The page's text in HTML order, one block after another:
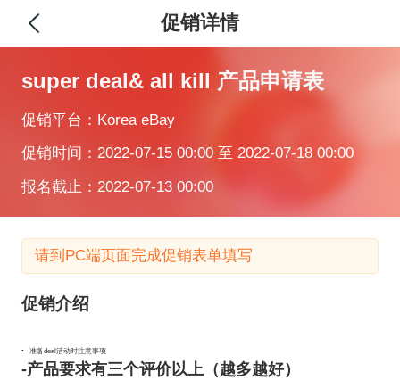
促销详情
super deal& all kill 产品申请表
促销平台：Korea eBay
促销时间：2022-07-15 00:00 至 2022-07-18 00:00
报名截止：2022-07-13 00:00
请到PC端页面完成促销表单填写
促销介绍
• 准备deal活动时注意事项
-产品要求有三个评价以上（越多越好）